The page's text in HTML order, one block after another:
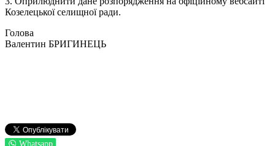
Козелецької селищної ради.
Голова
Валентин БРИГИНЕЦЬ
Whatsapp